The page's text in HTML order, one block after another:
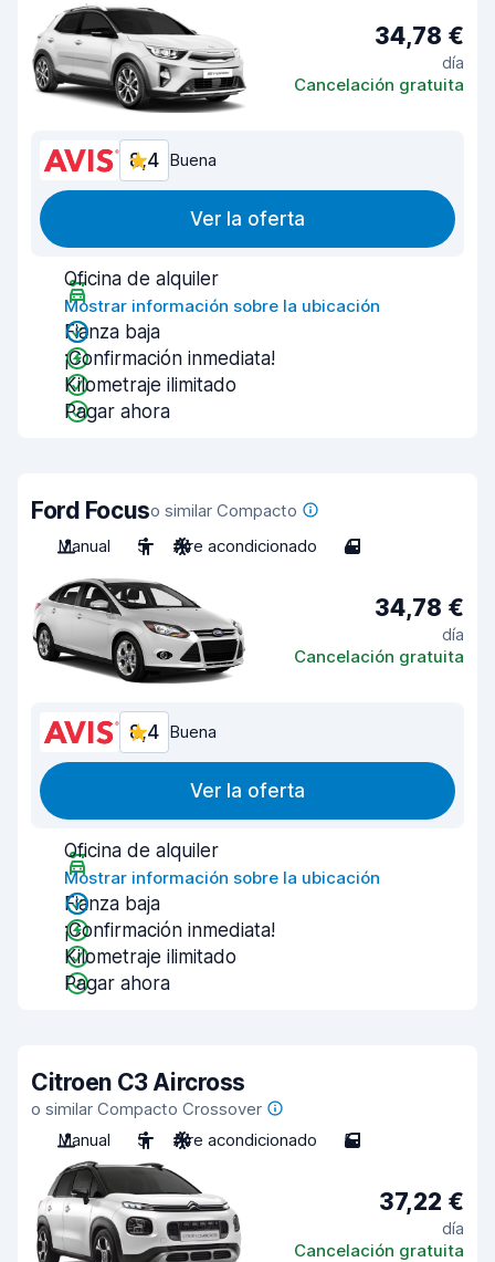
34,78 €
día
Cancelación gratuita
8,4 Buena
Ver la oferta
Oficina de alquiler
Mostrar información sobre la ubicación
Fianza baja
¡Confirmación inmediata!
Kilometraje ilimitado
Pagar ahora
Ford Focuso similar Compacto
Manual
5 Aire acondicionado 4
34,78 €
día
Cancelación gratuita
8,4 Buena
Ver la oferta
Oficina de alquiler
Mostrar información sobre la ubicación
Fianza baja
¡Confirmación inmediata!
Kilometraje ilimitado
Pagar ahora
Citroen C3 Aircross
o similar Compacto Crossover
Manual
5 Aire acondicionado 5
37,22 €
día
Cancelación gratuita